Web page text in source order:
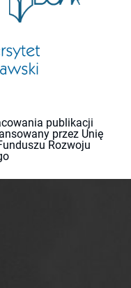
publikacji
przez Unię
Rozwoju